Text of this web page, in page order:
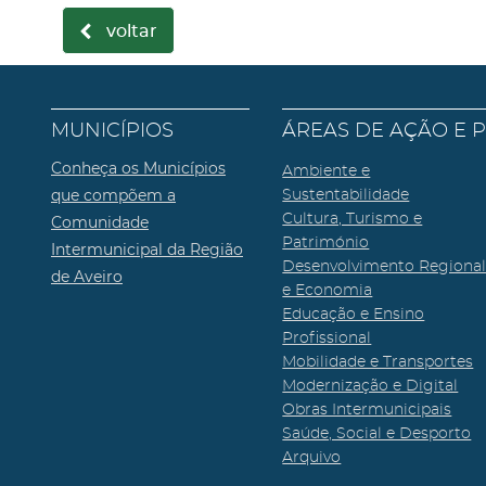
voltar
MUNICÍPIOS
Conheça os Municípios
que compõem a
Comunidade
Intermunicipal da Região
de Aveiro
ÁREAS DE AÇÃO E
Ambiente e
Sustentabilidade
Cultura, Turismo e
Património
Desenvolvimento Regional
e Economia
Educação e Ensino
Profissional
Mobilidade e Transportes
Modernização e Digital
Obras Intermunicipais
Saúde, Social e Desporto
Arquivo